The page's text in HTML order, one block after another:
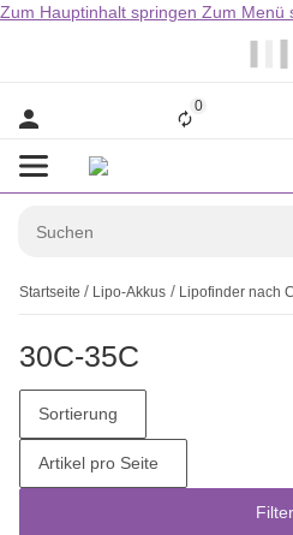
Zum Hauptinhalt springen Zum Menü
0
Startseite Lipo-Akkus Lipofinder nach
30C-35C
Filter
Sortierung
Artikel pro Seite